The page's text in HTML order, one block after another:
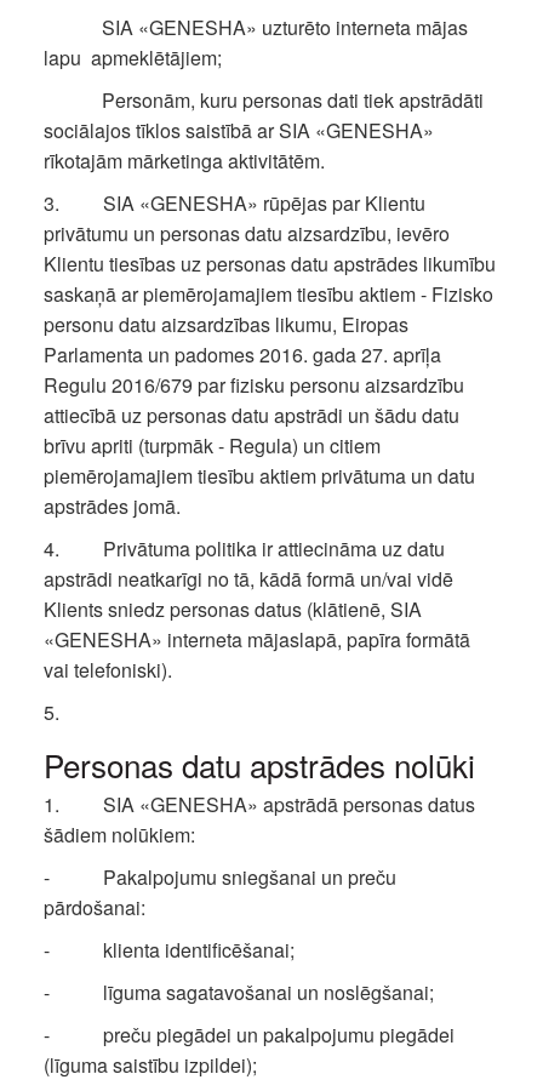
SIA «GENESHA» uzturēto interneta mājas
lapu apmeklētājiem;
Personām, kuru personas dati tiek apstrādāti
sociālajos tīklos saistībā ar SIA «GENESHA»
rīkotajām mārketinga aktivitātēm.
3. SIA «GENESHA» rūpējas par Klientu
privātumu un personas datu aizsardzību, ievēro
Klientu tiesības uz personas datu apstrādes likumību
saskaņā ar piemērojamajiem tiesību aktiem - Fizisko
personu datu aizsardzības likumu, Eiropas
Parlamenta un padomes 2016. gada 27. aprīļa
Regulu 2016/679 par fizisku personu aizsardzību
attiecībā uz personas datu apstrādi un šādu datu
brīvu apriti (turpmāk - Regula) un citiem
piemērojamajiem tiesību aktiem privātuma un datu
apstrādes jomā.
4. Privātuma politika ir attiecināma uz datu
apstrādi neatkarīgi no tā, kādā formā un/vai vidē
Klients sniedz personas datus (klātienē, SIA
«GENESHA» interneta mājaslapā, papīra formātā
vai telefoniski).
5.
Personas datu apstrādes nolūki
1. SIA «GENESHA» apstrādā personas datus
šādiem nolūkiem:
- Pakalpojumu sniegšanai un preču
pārdošanai:
- klienta identificēšanai;
- līguma sagatavošanai un noslēgšanai;
- preču piegādei un pakalpojumu piegādei
(līguma saistību izpildei);